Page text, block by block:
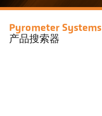
Pyrometer Systems
产品搜索器